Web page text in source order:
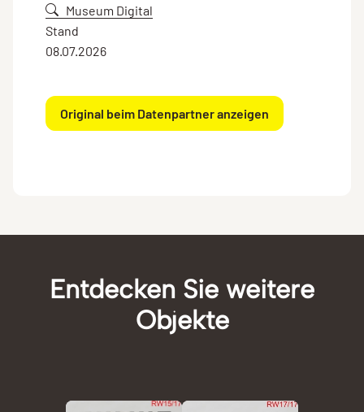
Museum Digital
Stand
08.07.2026
Original beim Datenpartner anzeigen
Entdecken Sie weitere
Objekte